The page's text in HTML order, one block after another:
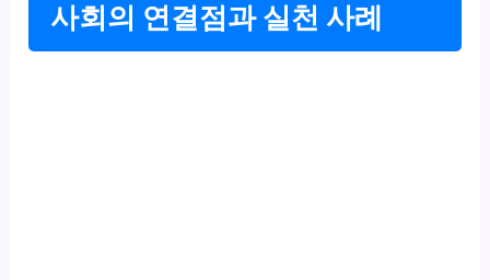
사회의 연결점과 실천 사례